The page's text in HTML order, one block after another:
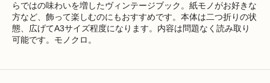
らではの味わいを増したヴィンテージブック。紙モノがお好きな
方など、飾って楽しむのにもおすすめです。本体は二つ折りの状
態、広げてA3サイズ程度になります。内容は問題なく読み取り
可能です。モノクロ。